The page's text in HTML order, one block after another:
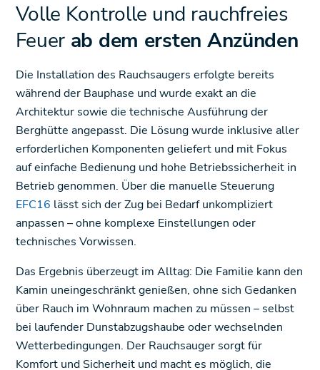
Volle Kontrolle und rauchfreies
Feuer ab dem ersten Anzünden
Die Installation des Rauchsaugers erfolgte bereits
während der Bauphase und wurde exakt an die
Architektur sowie die technische Ausführung der
Berghütte angepasst. Die Lösung wurde inklusive aller
erforderlichen Komponenten geliefert und mit Fokus
auf einfache Bedienung und hohe Betriebssicherheit in
Betrieb genommen. Über die manuelle Steuerung
EFC16 lässt sich der Zug bei Bedarf unkompliziert
anpassen – ohne komplexe Einstellungen oder
technisches Vorwissen.
Das Ergebnis überzeugt im Alltag: Die Familie kann den
Kamin uneingeschränkt genießen, ohne sich Gedanken
über Rauch im Wohnraum machen zu müssen – selbst
bei laufender Dunstabzugshaube oder wechselnden
Wetterbedingungen. Der Rauchsauger sorgt für
Komfort und Sicherheit und macht es möglich, die